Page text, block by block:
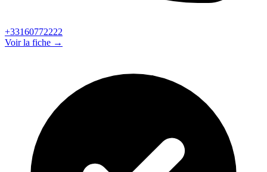
+33160772222
Voir la fiche →